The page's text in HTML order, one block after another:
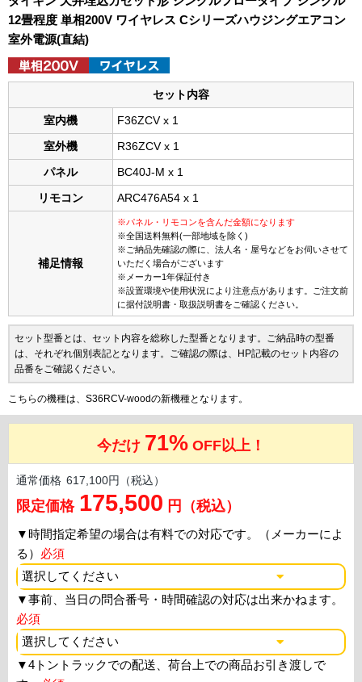
12畳程度 単相200V ワイヤレス Cシリーズハウジングエアコン
室外電源(直結)
セット内容
室内機 F36ZCV x 1
室外機 R36ZCV x 1
パネル BC40J-M x 1
リモコン ARC476A54 x 1
補足情報
※パネル・リモコンを含んだ金額になります
※全国送料無料(一部地域を除く)
※ご納品先確認の際に、法人名・屋号などをお伺いさせて
いただく場合がございます
※メーカー1年保証付き
※設置環境や使用状況により注意点があります。ご注文前
に据付説明書・取扱説明書をご確認ください。
セット型番とは、セット内容を総称した型番となります。ご納品時の型番
は、それぞれ個別表記となります。ご確認の際は、HP記載のセット内容の
品番をご確認ください。
こちらの機種は、S36RCV-woodの新機種となります。
今だけ 71% OFF以上！
通常価格 617,100円（税込）
限定価格 175,500 円（税込）
▼時間指定希望の場合は有料での対応です。（メーカーによ
る） 必須
▼事前、当日の問合番号・時間確認の対応は出来かねます。
必須
▼4トントラックでの配送、荷台上での商品お引き渡しで